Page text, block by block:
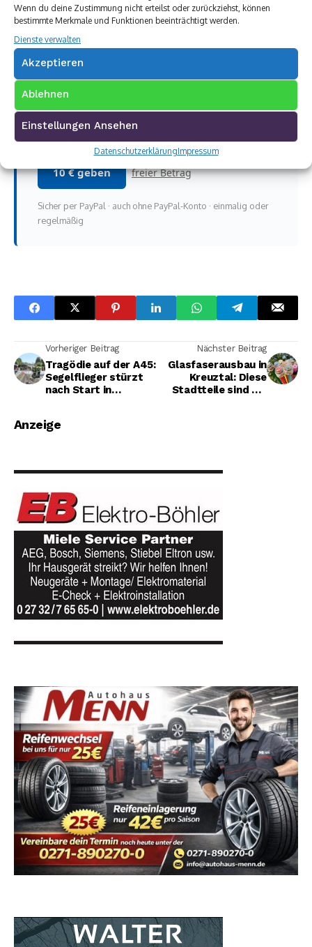
Wenn du deine Zustimmung nicht erteilst oder zurückziehst, können
bestimmte Merkmale und Funktionen beeinträchtigt werden.
Dienste verwalten
Akzeptieren
Ablehnen
Einstellungen Ansehen
DatenschutzerklärungImpressum
was wir machen, motiviert uns ein kleiner
Beitrag riesig — und hilft uns, weiter
dranzubleiben. Schon der Preis eines Kaffees
zählt.
Beträge für Handys, Autos und
Mehrfamilienhäuser gehen natürlich auch 😉
3 € geben 5 € geben
10 € geben freier Betrag
Sicher per PayPal · auch ohne PayPal-Konto · einmalig oder
regelmäßig
Vorheriger Beitrag
Tragödie auf der A45:
Segelflieger stürzt
nach Start in
ein Schwerverletzter
Nächster Beitrag
Glasfaserausbau in
Kreuztal: Diese
Stadtteile sind als
Anzeige